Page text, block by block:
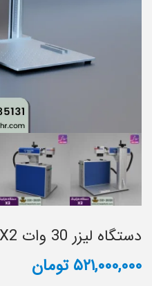
دستگاه لیزر 30 وات X2
۵۲۱,۰۰۰,۰۰۰ تومان